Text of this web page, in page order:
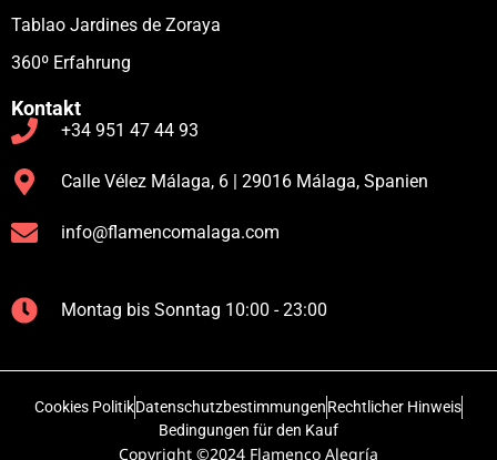
Tablao Jardines de Zoraya
360º Erfahrung
Kontakt
+34 951 47 44 93
Calle Vélez Málaga, 6 | 29016 Málaga, Spanien
info@flamencomalaga.com
Montag bis Sonntag 10:00 - 23:00
Cookies PolitikDatenschutzbestimmungenRechtlicher Hinweis
Bedingungen für den Kauf
Copyright ©2024 Flamenco Alegría